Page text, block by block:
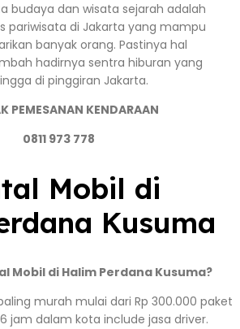
budaya dan wisata sejarah adalah
pariwisata di Jakarta yang mampu
banyak orang. Pastinya hal
hadirnya sentra hiburan yang
di pinggiran Jakarta.
PEMESANAN KENDARAAN
0811 973 778
Mobil di
Kusuma
Mobil di Halim Perdana Kusuma?
murah mulai dari Rp 300.000 paket
jam dalam kota include jasa driver.